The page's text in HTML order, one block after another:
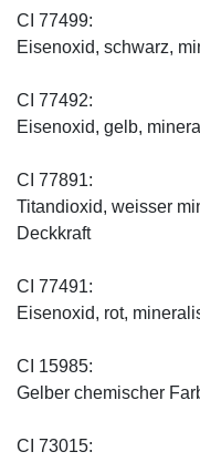
CI 77499:
Eisenoxid, schwarz,
CI 77492:
Eisenoxid, gelb,
CI 77891:
Titandioxid, weisser
Deckkraft
CI 77491:
Eisenoxid, rot,
CI 15985:
Gelber chemischer
CI 73015: